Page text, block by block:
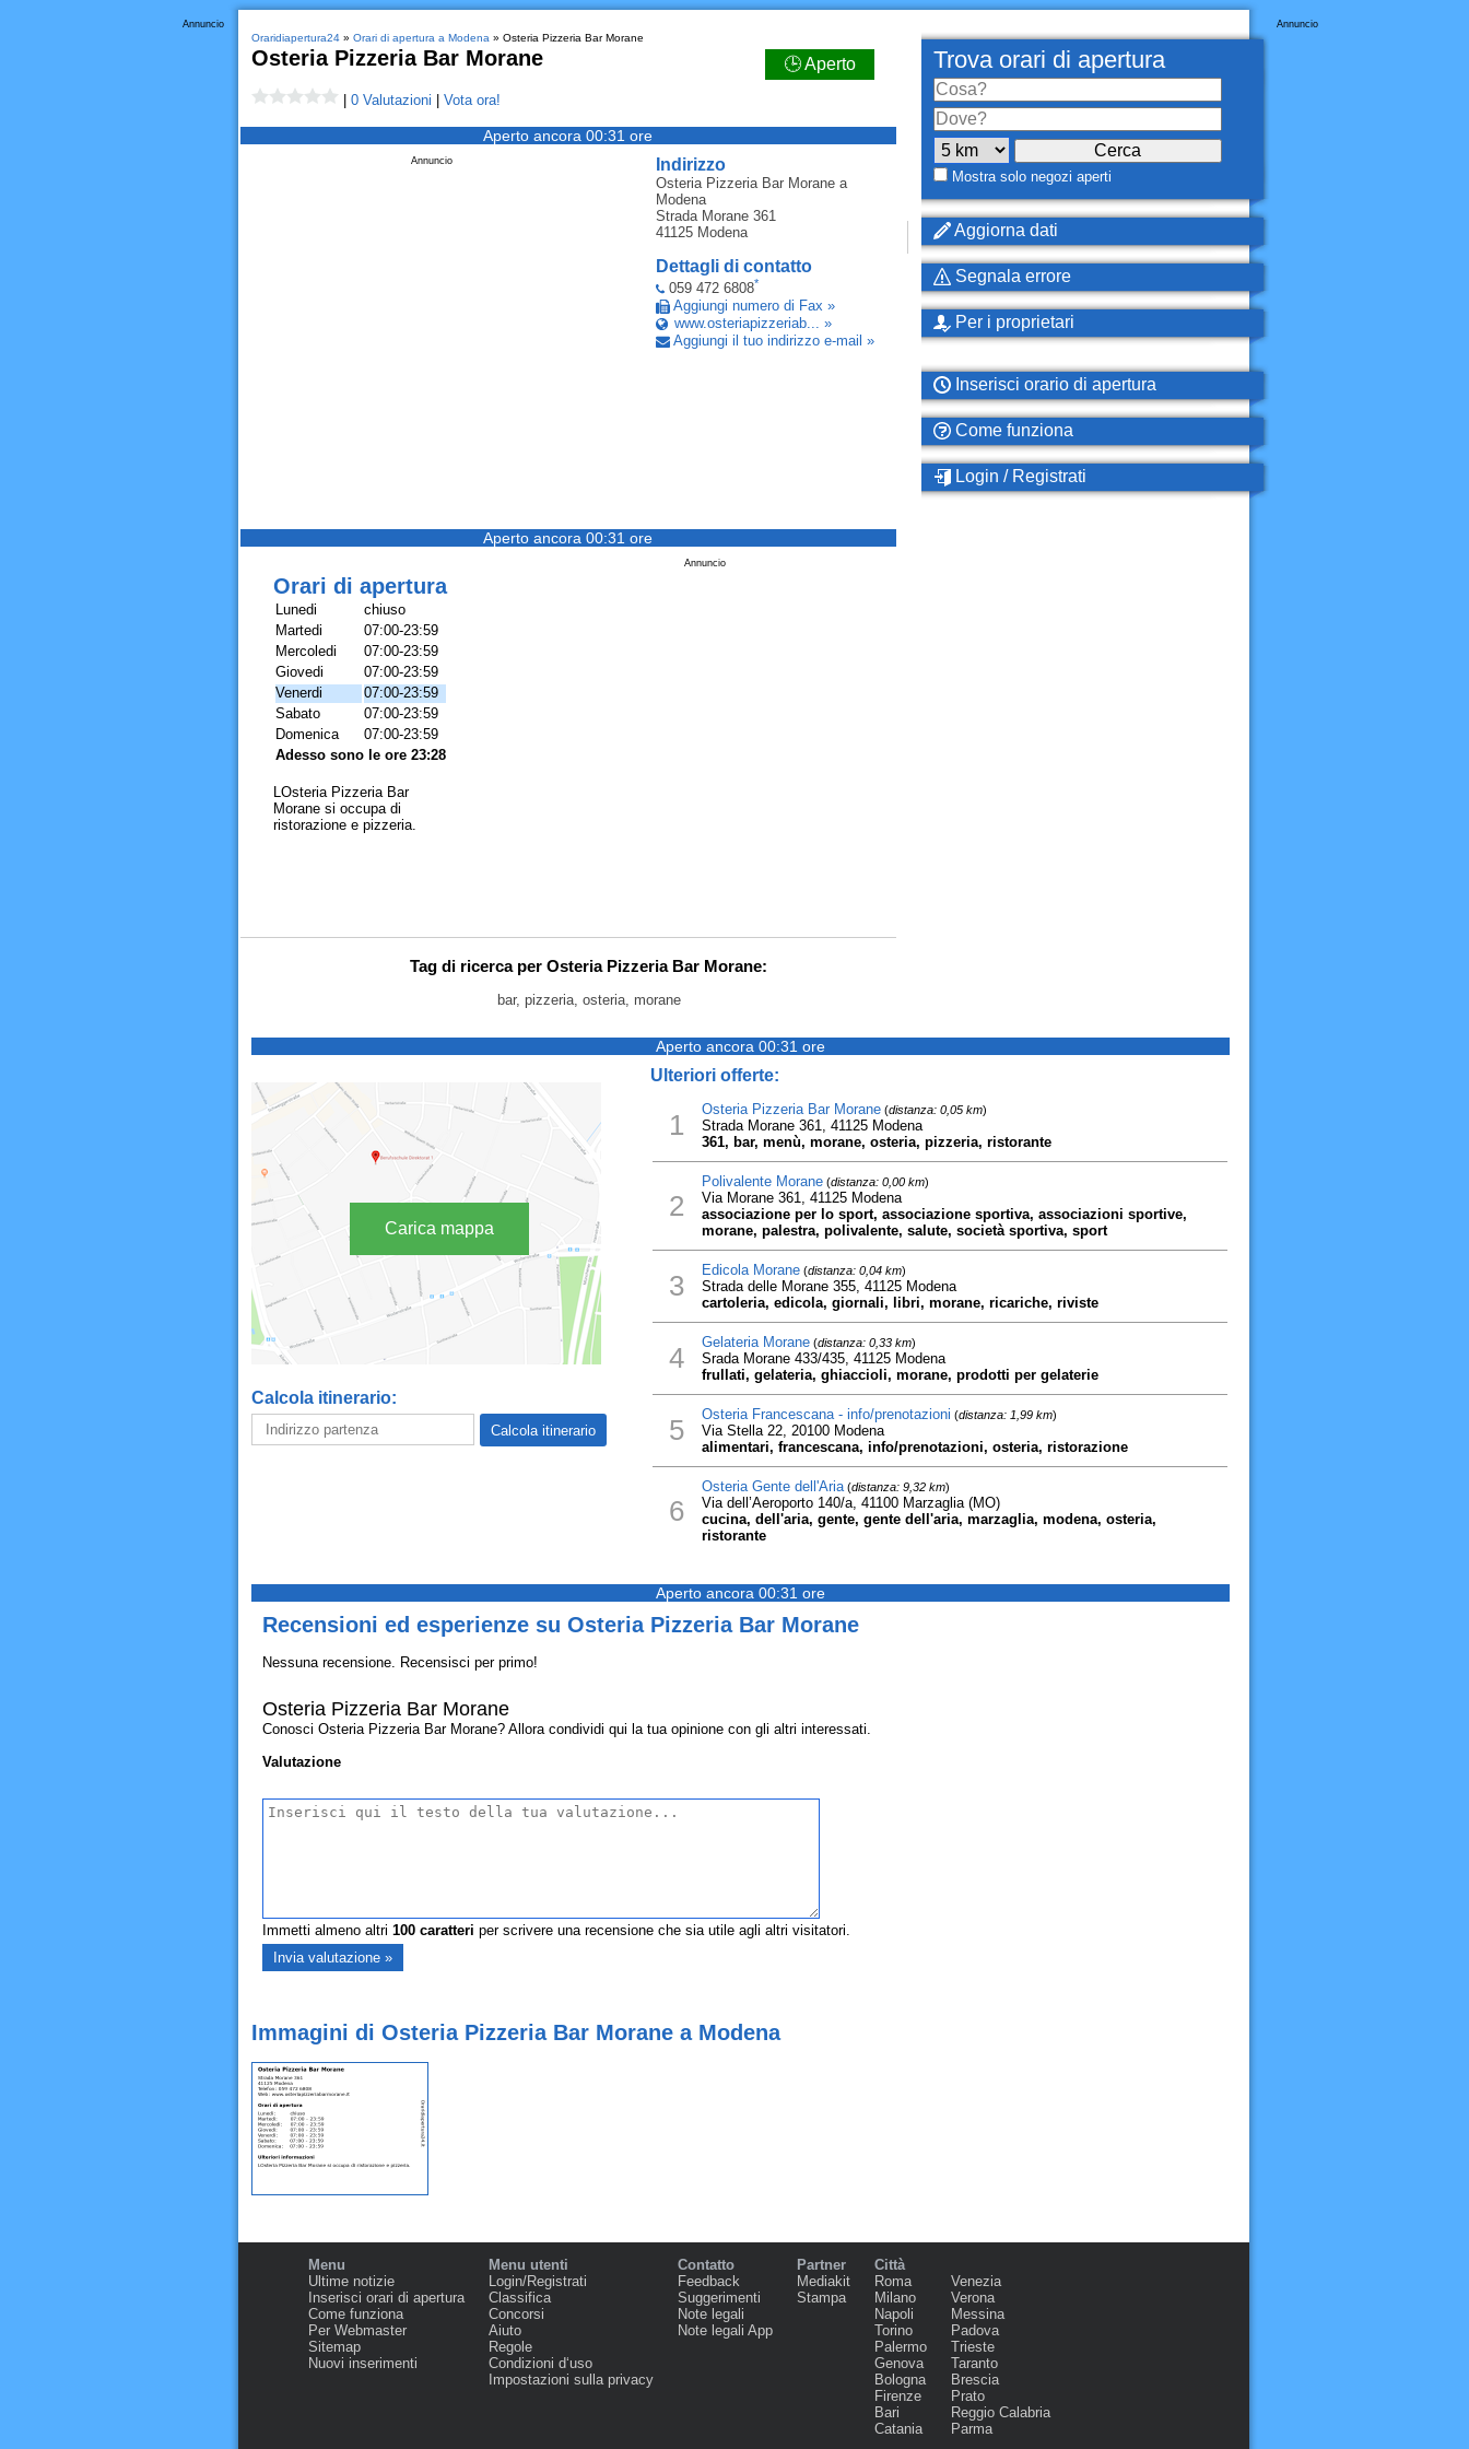
Annuncio
Oraridiapertura24» Orari di apertura a Modena » Osteria Pizzeria Bar Morane
Osteria Pizzeria Bar Morane 🕒 Aperto
0 Valutazioni Vota ora!
Aperto ancora 00:31 ore
Indirizzo
Osteria Pizzeria Bar Moranea
Modena
Strada Morane 361
41125 Modena
Dettagli di contatto
059 472 6808*
Aggiungi numero di Fax »
www.osteriapizzeriab... »
Aggiungi il tuo indirizzo e-mail »
Annuncio
Aperto ancora 00:31 ore
Annuncio
Orari di apertura
Lunedi
chiuso
Martedi
07:00-23:59
Mercoledi
07:00-23:59
Giovedi
07:00-23:59
Venerdi
07:00-23:59
Sabato
07:00-23:59
Domenica
07:00-23:59
Adesso sono le ore 23:28
LOsteria Pizzeria Bar
Morane si occupa di
ristorazione e pizzeria.
Tag di ricerca per Osteria Pizzeria Bar Morane:
bar, pizzeria, osteria, morane
Annuncio
Trova orari di apertura
Mostra solo negozi aperti
Aggiorna dati
Segnala errore
Per i proprietari
Inserisci orario di apertura
Come funziona
Login / Registrati
Aperto ancora 00:31 ore
Carica mappa
Calcola itinerario:
Ulteriori offerte:
1 Osteria Pizzeria Bar Morane(distanza: 0,05 km)
Strada Morane 361, 41125 Modena
361, bar, menù, morane, osteria, pizzeria, ristorante
2
Polivalente Morane(distanza: 0,00 km)
Via Morane 361, 41125 Modena
associazione per lo sport, associazione sportiva, associazioni sportive,
morane, palestra, polivalente, salute, società sportiva, sport
3 Edicola Morane(distanza: 0,04 km)
Strada delle Morane 355, 41125 Modena
cartoleria, edicola, giornali, libri, morane, ricariche, riviste
4 Gelateria Morane(distanza: 0,33 km)
Srada Morane 433/435, 41125 Modena
frullati, gelateria, ghiaccioli, morane, prodotti per gelaterie
5 Osteria Francescana - info/prenotazioni (distanza: 1,99 km)
Via Stella 22, 20100 Modena
alimentari, francescana, info/prenotazioni, osteria, ristorazione
6
Osteria Gente dell'Aria(distanza: 9,32 km)
Via dell’Aeroporto 140/a, 41100 Marzaglia (MO)
cucina, dell'aria, gente, gente dell'aria, marzaglia, modena, osteria,
ristorante
Aperto ancora 00:31 ore
Recensioni ed esperienze su Osteria Pizzeria Bar Morane
Nessuna recensione. Recensisci per primo!
Osteria Pizzeria Bar Morane
Conosci Osteria Pizzeria Bar Morane? Allora condividi qui la tua opinione con gli altri interessati.
Valutazione
Immetti almeno altri 100caratteri per scrivere una recensione che sia utile agli altri visitatori.
Immagini di Osteria Pizzeria Bar Morane a Modena
Menu
Ultime notizie
Inserisci orari di apertura
Come funziona
Per Webmaster
Sitemap
Nuovi inserimenti
Menu utenti
Login/Registrati
Classifica
Concorsi
Aiuto
Regole
Condizioni d‘uso
Impostazioni sulla privacy
Contatto
Feedback
Suggerimenti
Note legali
Note legali App
Partner
Mediakit
Stampa
Città
Roma
Milano
Napoli
Torino
Palermo
Genova
Bologna
Firenze
Bari
Catania
Venezia
Verona
Messina
Padova
Trieste
Taranto
Brescia
Prato
Reggio Calabria
Parma